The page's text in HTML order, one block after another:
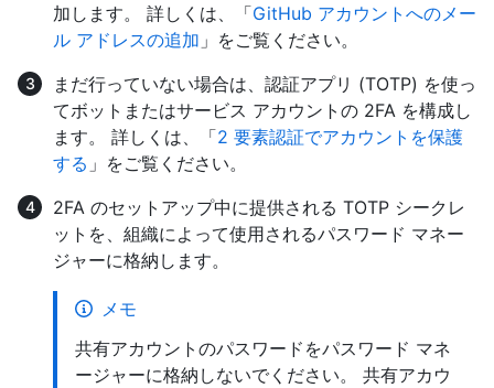
加します。 詳しくは、「GitHub アカウントへのメー
ル アドレスの追加 」をご覧ください。
まだ行っていない場合は、認証アプリ (TOTP) を使っ
てボットまたはサービス アカウントの 2FA を構成し
ます。 詳しくは、「2 要素認証でアカウントを保護
する 」をご覧ください。
2FA のセットアップ中に提供される TOTP シークレ
ットを、組織によって使用されるパスワード マネー
ジャーに格納します。
メモ
共有アカウントのパスワードをパスワード マネ
ージャーに格納しないでください。 共有アカウ